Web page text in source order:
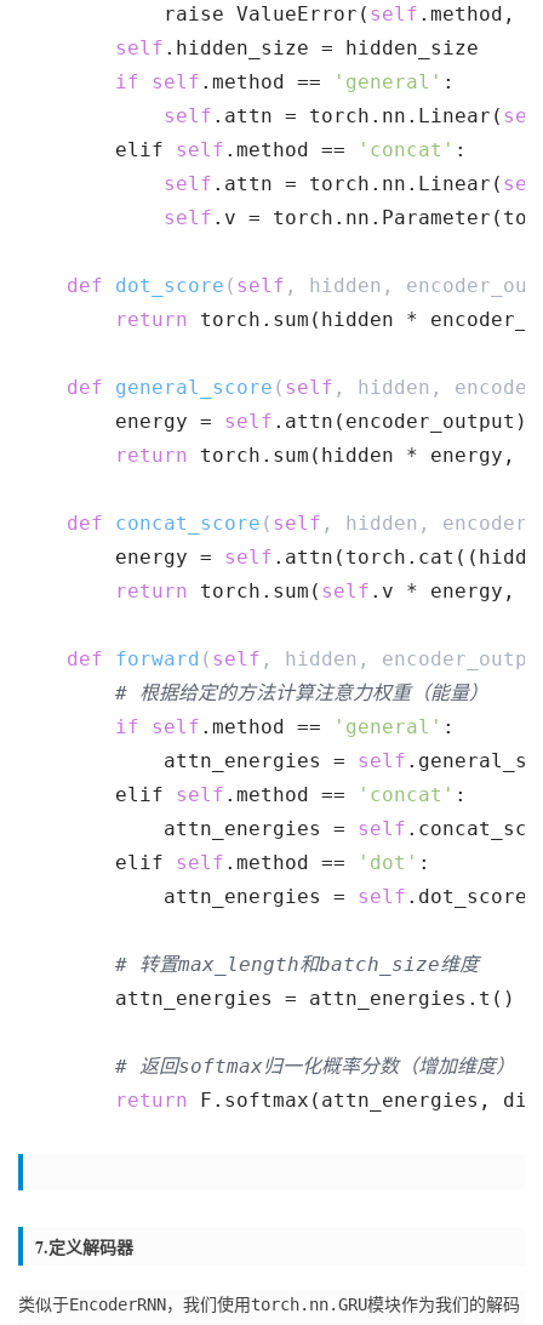
raise ValueError( self .method,
self .hidden_size = hidden_size
if
self .method == 'general' :
self .attn = torch.nn.Linear(
elif self .method == 'concat' :
self .attn = torch.nn.Linear(
self .v =
def dot_score ( self , hidden,
return torch.sum(hidden *
def general_score ( self , hidden,
energy = self .attn(encoder_output)
return torch.sum(hidden * energy,
def concat_score ( self , hidden,
energy = self
return torch.sum( self .v * energy,
def forward ( self , hidden,
# 根据给定的方法计算注意力权重（能量）
if
self .method == 'general' :
attn_energies = self
elif self .method == 'concat' :
attn_energies = self
elif self .method == 'dot' :
attn_energies = self
# 转置max_length和batch_size维度
attn_energies = attn_energies.t()
# 返回softmax归一化概率分数（增加维度）
return F.softmax(attn_energies,
7.定义解码器
类似于EncoderRNN，我们使用 torch.nn.GRU模块作为我们的解码